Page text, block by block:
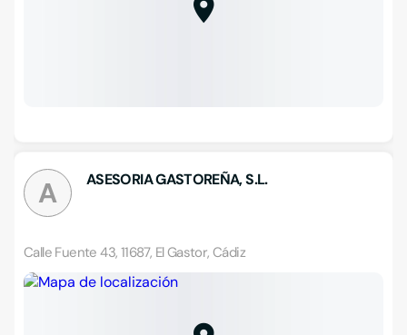
A ASESORIA GASTOREÑA, S.L.
Calle Fuente 43, 11687, El Gastor, Cádiz